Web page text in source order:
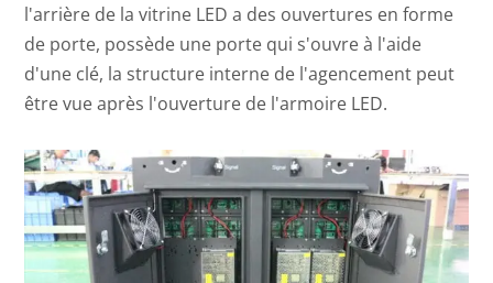
l'arrière de la vitrine LED a des ouvertures en forme
de porte, possède une porte qui s'ouvre à l'aide
d'une clé, la structure interne de l'agencement peut
être vue après l'ouverture de l'armoire LED.